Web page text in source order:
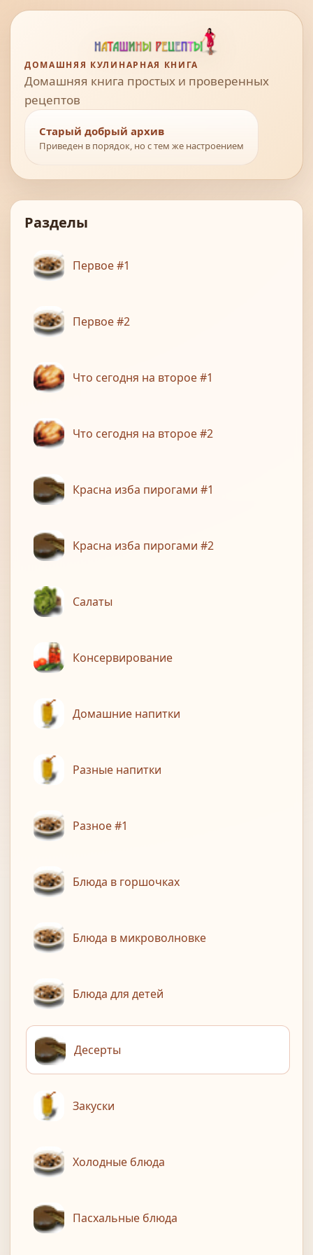
ДОМАШНЯЯ КУЛИНАРНАЯ КНИГА
Домашняя книга простых и проверенных
рецептов
Старый добрый архив
Приведен в порядок, но с тем же настроением
Разделы
Первое #1
Первое #2
Что сегодня на второе #1
Что сегодня на второе #2
Красна изба пирогами #1
Красна изба пирогами #2
Салаты
Консервирование
Домашние напитки
Разные напитки
Разное #1
Блюда в горшочках
Блюда в микроволновке
Блюда для детей
Десерты
Закуски
Холодные блюда
Пасхальные блюда